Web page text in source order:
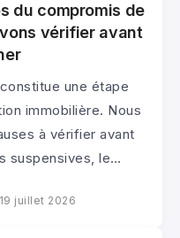
du compromis de
vérifier avant
une étape
immobilière. Nous
à vérifier avant
suspensives, le…
19 juillet 2026